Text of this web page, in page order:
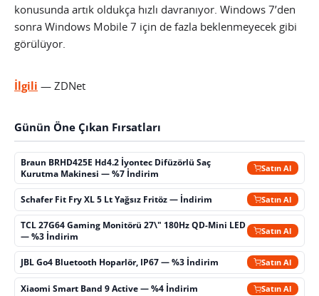
konusunda artık oldukça hızlı davranıyor. Windows 7’den
sonra Windows Mobile 7 için de fazla beklenmeyecek gibi
görülüyor.
İlgili — ZDNet
Günün Öne Çıkan Fırsatları
Braun BRHD425E Hd4.2 İyontec Difüzörlü Saç
Kurutma Makinesi — %7 İndirim
Satın Al
Schafer Fit Fry XL 5 Lt Yağsız Fritöz — İndirim Satın Al
TCL 27G64 Gaming Monitörü 27\" 180Hz QD-Mini LED
— %3 İndirim
Satın Al
JBL Go4 Bluetooth Hoparlör, IP67 — %3 İndirim Satın Al
Xiaomi Smart Band 9 Active — %4 İndirim Satın Al